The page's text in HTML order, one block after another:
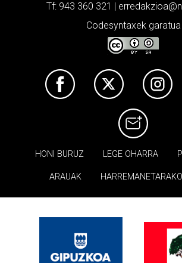
Tf: 943 360 321 |
Codesyntaxek garatua
HONI BURUZ LEGE OHARRA
ARAUAK HARREMANETARAKO